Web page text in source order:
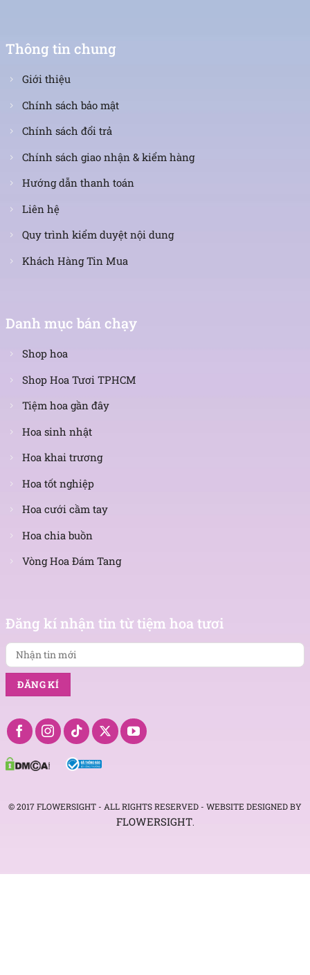
Thông tin chung
Giới thiệu
Chính sách bảo mật
Chính sách đổi trả
Chính sách giao nhận & kiểm hàng
Hướng dẫn thanh toán
Liên hệ
Quy trình kiểm duyệt nội dung
Khách Hàng Tin Mua
Danh mục bán chạy
Shop hoa
Shop Hoa Tươi TPHCM
Tiệm hoa gần đây
Hoa sinh nhật
Hoa khai trương
Hoa tốt nghiệp
Hoa cưới cầm tay
Hoa chia buồn
Vòng Hoa Đám Tang
Đăng kí nhận tin từ tiệm hoa tươi
tin
mới
© 2017 FLOWERSIGHT - ALL RIGHTS RESERVED - WEBSITE DESIGNED BY
FLOWERSIGHT.